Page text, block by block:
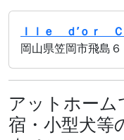
Ｉｌｅ ｄ’ｏｒ Ｃ
岡山県笠岡市飛島
アットホーム
宿・小型犬等